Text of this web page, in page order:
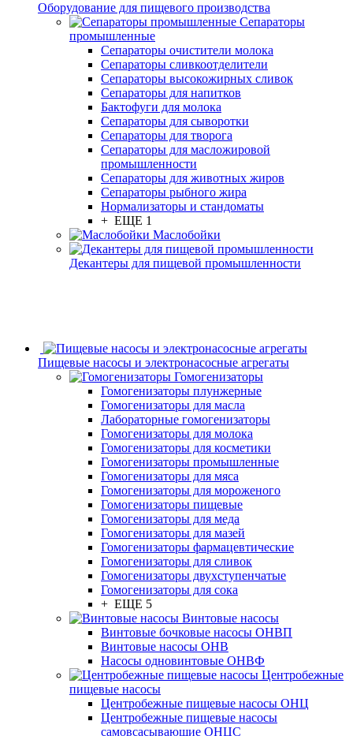
Оборудование для пищевого производства
Сепараторы
промышленные
Сепараторы очистители молока
Сепараторы сливкоотделители
Сепараторы высокожирных сливок
Сепараторы для напитков
Бактофуги для молока
Сепараторы для сыворотки
Сепараторы для творога
Сепараторы для масложировой
промышленности
Сепараторы для животных жиров
Сепараторы рыбного жира
Нормализаторы и стандоматы
+ ЕЩЕ 1
Маслобойки
Декантеры для пищевой промышленности
Пищевые насосы и электронасосные агрегаты
Гомогенизаторы
Гомогенизаторы плунжерные
Гомогенизаторы для масла
Лабораторные гомогенизаторы
Гомогенизаторы для молока
Гомогенизаторы для косметики
Гомогенизаторы промышленные
Гомогенизаторы для мяса
Гомогенизаторы для мороженого
Гомогенизаторы пищевые
Гомогенизаторы для меда
Гомогенизаторы для мазей
Гомогенизаторы фармацевтические
Гомогенизаторы для сливок
Гомогенизаторы двухступенчатые
Гомогенизаторы для сока
+ ЕЩЕ 5
Винтовые насосы
Винтовые бочковые насосы ОНВП
Винтовые насосы ОНВ
Насосы одновинтовые ОНВФ
Центробежные
пищевые насосы
Центробежные пищевые насосы ОНЦ
Центробежные пищевые насосы
самовсасывающие ОНЦС